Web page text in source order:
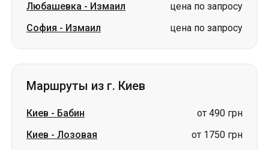
Любашевка - Измаил
цена по запросу
София - Измаил цена по запросу
Маршруты из г. Киев
Киев - Бабин
от 490 грн
Киев - Лозовая
от 1750 грн